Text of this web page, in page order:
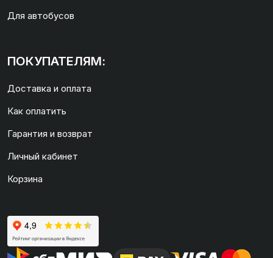
Для автобусов
ПОКУПАТЕЛЯМ:
Доставка и оплата
Как оплатить
Гарантия и возврат
Личный кабинет
Корзина